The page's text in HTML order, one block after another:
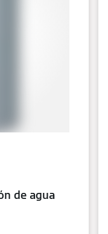
de agua